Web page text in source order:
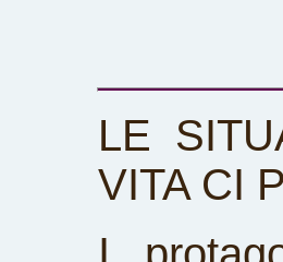
LE
VITA CI